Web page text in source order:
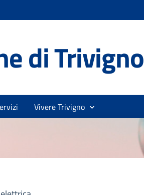
di Trivigno
Vivere Trivigno